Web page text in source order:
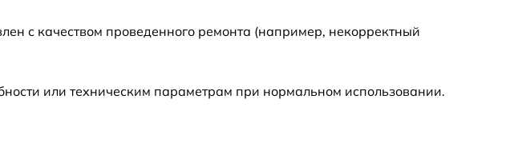
с качеством проведенного ремонта (например, некорректный
или техническим параметрам при нормальном использовании.